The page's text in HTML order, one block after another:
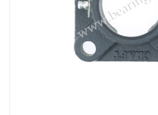
взят